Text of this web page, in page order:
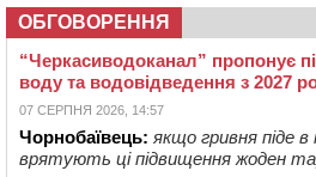
ОБГОВОРЕННЯ
“Черкасиводоканал” пропонує
воду та водовідведення з 2027
07 СЕРПНЯ 2026, 14:57
Чорнобаївець: якщо гривня піде
врятують ці підвищення жоден